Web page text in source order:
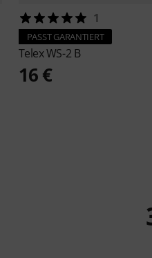
1
PASST GARANTIERT
TelexWS-2 B
16 €